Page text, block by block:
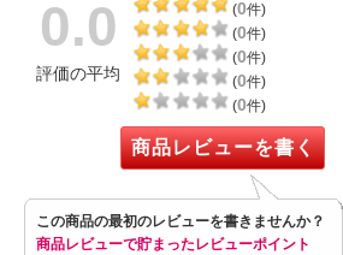
0.0
評価の平均
(0件)
(0件)
(0件)
(0件)
(0件)
商品レビューを書く
この商品の最初のレビューを書きませんか？
商品レビューで貯まったレビューポイント